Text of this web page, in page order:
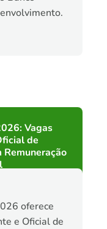
Vagas
de
oferece
e Oficial de